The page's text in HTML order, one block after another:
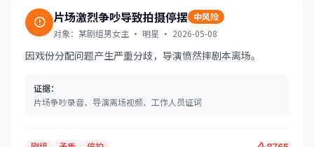
片场激烈争吵导致拍摄停摆 中风险
对象：某剧组男女主 · 明星 · 2026-05-08
因戏份分配问题产生严重分歧，导演愤然摔剧本离场。
证据：
片场争吵录音、导演离场视频、工作人员证词